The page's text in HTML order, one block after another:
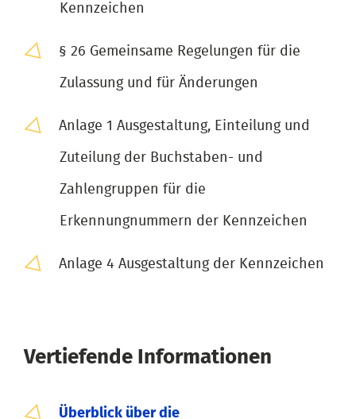
Kennzeichen
§ 26 Gemeinsame Regelungen für die
Zulassung und für Änderungen
Anlage 1 Ausgestaltung, Einteilung und
Zuteilung der Buchstaben- und
Zahlengruppen für die
Erkennungnummern der Kennzeichen
Anlage 4 Ausgestaltung der Kennzeichen
Vertiefende Informationen
Überblick über die